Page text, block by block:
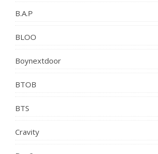
B.A.P
BLOO
Boynextdoor
BTOB
BTS
Cravity